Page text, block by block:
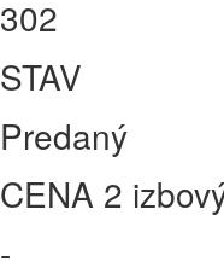
302
STAV
Predaný
CENA 2
-